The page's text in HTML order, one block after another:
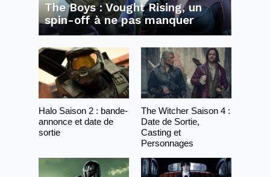
The Boys : Vought Rising, un
spin-off à ne pas manquer
Halo Saison 2 : bande-
annonce et date de
sortie
The Witcher Saison 4 :
Date de Sortie,
Casting et
Personnages